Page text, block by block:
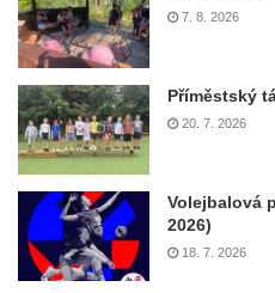
7. 8. 2026
Příměstský
20. 7. 2026
Volejbalová
2026)
18. 7. 2026